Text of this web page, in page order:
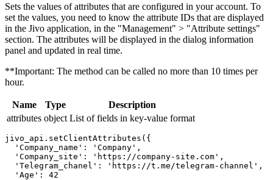
Sets the values ​​of attributes that are configured in your account. To
set the values, you need to know the attribute IDs that are displayed
in the Jivo application, in the "Management" > "Attribute settings"
section. The attributes will be displayed in the dialog information
panel and updated in real time.
**Important: The method can be called no more than 10 times per
hour.
Name Type
Description
attributes object List of fields in key-value format
jivo_api.setClientAttributes({
  'Company_name': 'Company',
  'Company_site': 'https://company-site.com',
  'Telegram_chanel': 'https://t.me/telegram-channel',
  'Age': 42